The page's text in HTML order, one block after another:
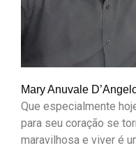
Mary Anuvale
Que especialmente
para seu coração se
maravilhosa e viver é